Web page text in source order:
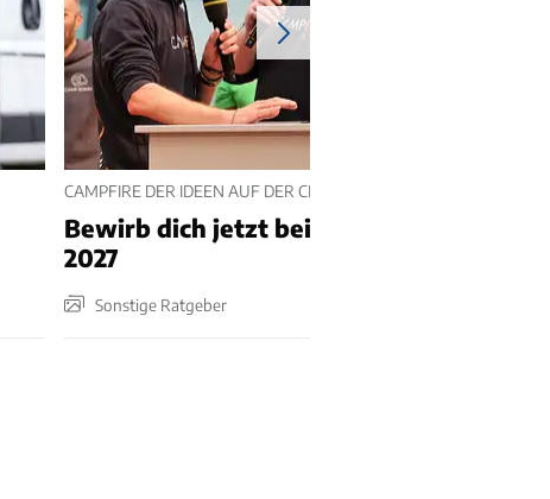
CAMPFIRE DER IDEEN AUF DER CMT 2027
Bewirb dich jetzt beim Campfire der
2027
Sonstige Ratgeber